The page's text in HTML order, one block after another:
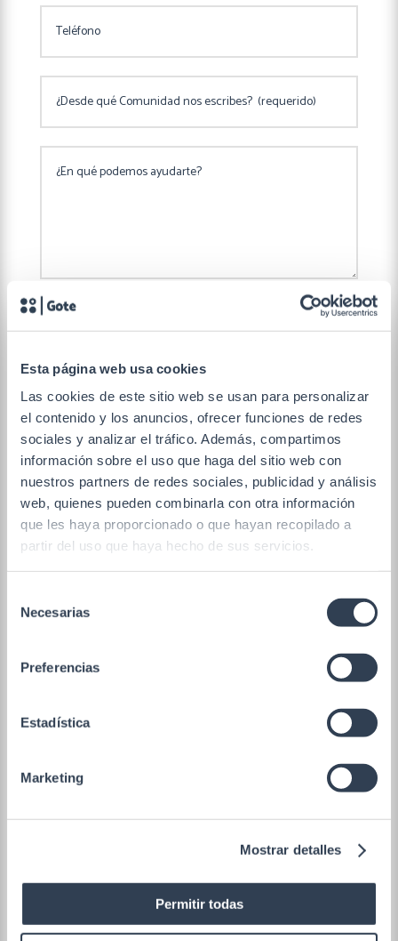
Esta página web usa cookies
Las cookies de este sitio web se usan para personalizar
el contenido y los anuncios, ofrecer funciones de redes
sociales y analizar el tráfico. Además, compartimos
información sobre el uso que haga del sitio web con
nuestros partners de redes sociales, publicidad y análisis
web, quienes pueden combinarla con otra información
que les haya proporcionado o que hayan recopilado a
partir del uso que haya hecho de sus servicios.
Necesarias
Preferencias
Estadística
Marketing
Mostrar detalles
Permitir todas
Consentimiento
He leído y aceptola política de privacidad de GOTE
2 + 3= Enviar
 Teléfono
+34961366571
 Email
 Ubicación
Calle 2 A Nave 8 Polígono Táctica – CP 46980
Almacén Táctica
46980 Paterna, Valencia